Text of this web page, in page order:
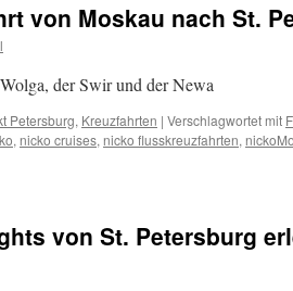
von Moskau nach St.
der Swir und der Newa
Petersburg, Kreuzfahrten | Verschlagwortet mit
, nicko cruises, nicko flusskreuzfahrten,
Moskau
von St. Petersburg